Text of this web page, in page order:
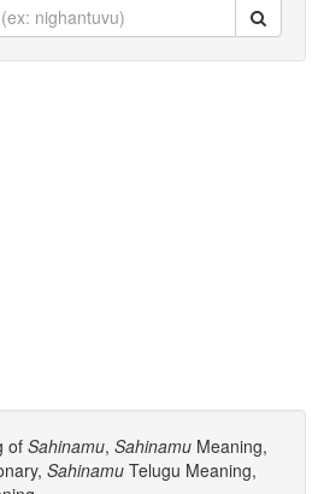
of Sahinamu, Sahinamu Meaning,
Sahinamu Telugu Meaning,